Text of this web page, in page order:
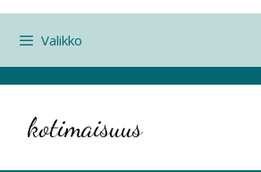
Valikko
kotimaisuus